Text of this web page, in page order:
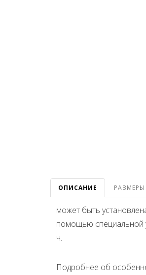
ОПИСАНИЕ РАЗМЕРЫ
может быть
помощью специальной
ч.
Подробнее об